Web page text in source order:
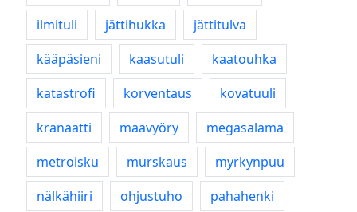
ilmituli
jättihukka
jättitulva
kääpäsieni
kaasutuli
kaatouhka
katastrofi
korventaus
kovatuuli
kranaatti
maavyöry
megasalama
metroisku
murskaus
myrkynpuu
nälkähiiri
ohjustuho
pahahenki